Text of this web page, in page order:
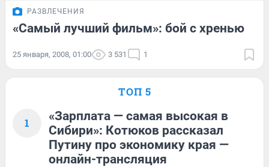
РАЗВЛЕЧЕНИЯ
«Самый лучший фильм»: бой с хренью
25 января, 2008, 01:00 3 531 1
ТОП 5
1
«Зарплата — самая высокая в
Сибири»: Котюков рассказал
Путину про экономику края —
онлайн-трансляция